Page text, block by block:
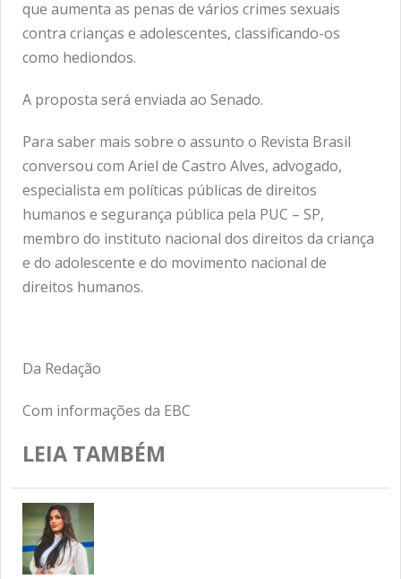
que aumenta as penas de vários crimes sexuais
contra crianças e adolescentes, classificando-os
como hediondos.
A proposta será enviada ao Senado.
Para saber mais sobre o assunto o Revista Brasil
conversou com Ariel de Castro Alves, advogado,
especialista em políticas públicas de direitos
humanos e segurança pública pela PUC – SP,
membro do instituto nacional dos direitos da criança
e do adolescente e do movimento nacional de
direitos humanos.
Da Redação
Com informações da EBC
LEIA TAMBÉM